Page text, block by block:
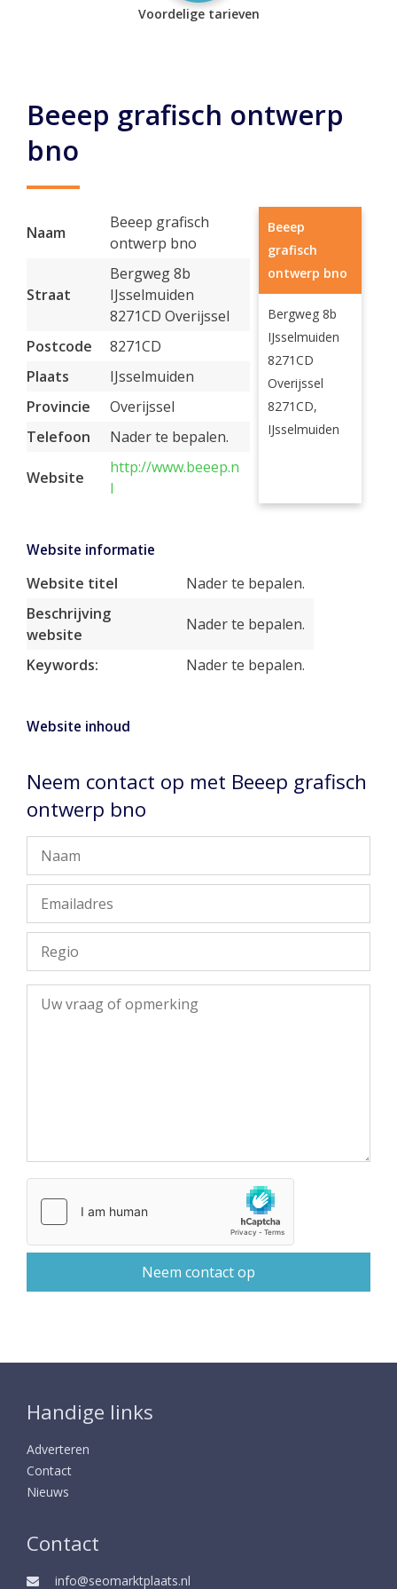
Voordelige tarieven
Beeep grafisch ontwerp
bno
Naam
Beeep grafisch
ontwerp bno
Straat
Bergweg 8b
IJsselmuiden
8271CD Overijssel
Postcode
8271CD
Plaats
IJsselmuiden
Provincie
Overijssel
Telefoon
Nader te bepalen.
Website
http://www.beeep.n
l
Beeep
grafisch
ontwerp bno
Bergweg 8b
IJsselmuiden
8271CD
Overijssel
8271CD,
IJsselmuiden
Website informatie
Website titel
Nader te bepalen.
Beschrijving
website
Nader te bepalen.
Keywords: Nader te bepalen.
Website inhoud
Neem contact op met Beeep grafisch
ontwerp bno
Handige links
Adverteren
Contact
Nieuws
Contact
info@seomarktplaats.nl